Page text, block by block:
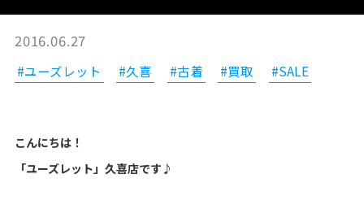
2016.06.27
#ユーズレット #久喜 #古着 #買取 #SALE
こんにちは！
「ユーズレット」久喜店です♪